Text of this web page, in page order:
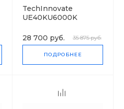
TechInnovate
UE40KU6000K
28 700 руб. 35 875 руб.
ПОДРОБНЕЕ